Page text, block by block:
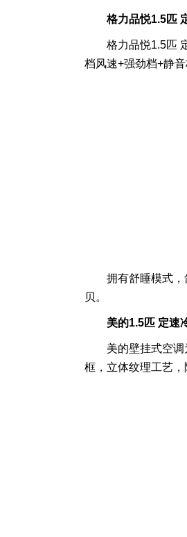
格力品悦1.5匹
格力品悦1.5匹
档风速+强劲档+静音
拥有舒睡模式
贝。
美的1.5匹 定速
美的壁挂式空
框，立体纹理工艺